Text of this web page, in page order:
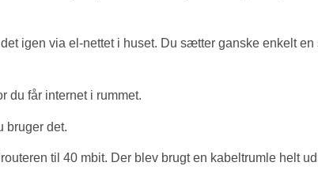
igen via el-nettet i huset. Du sætter ganske enkelt en
du får internet i rummet.
bruger det.
til 40 mbit. Der blev brugt en kabeltrumle helt